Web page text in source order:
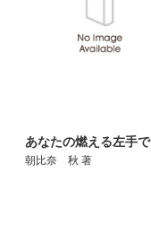
あなたの燃える左手で
朝比奈 秋 著